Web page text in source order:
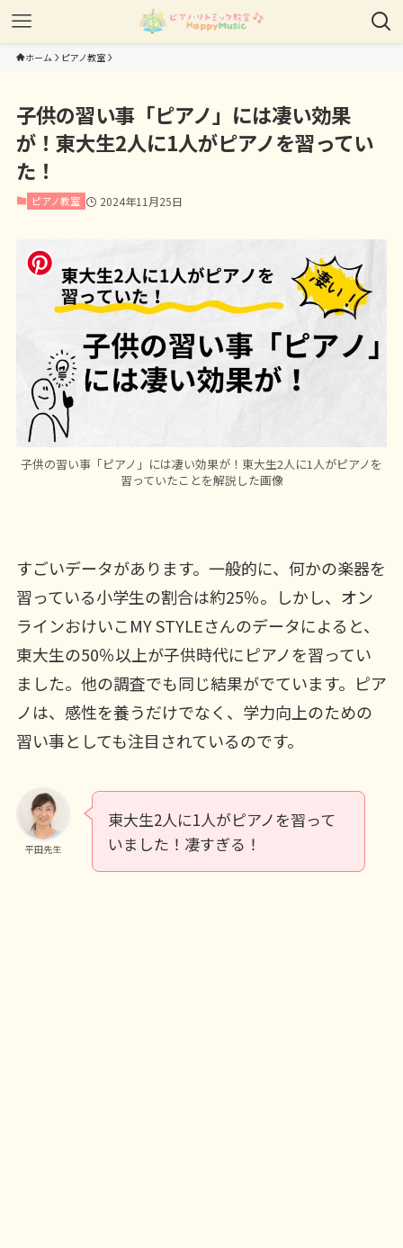
ホーム ピアノ教室
子供の習い事「ピアノ」には凄い効果
が！東大生2人に1人がピアノを習ってい
た！
ピアノ教室 2024年11月25日
子供の習い事「ピアノ」には凄い効果が！東大生2人に1人がピアノを
習っていたことを解説した画像
すごいデータがあります。一般的に、何かの楽器を
習っている小学生の割合は約25％。しかし、オン
ラインおけいこMY STYLEさんのデータによると、
東大生の50％以上が子供時代にピアノを習ってい
ました。他の調査でも同じ結果がでています。ピア
ノは、感性を養うだけでなく、学力向上のための
習い事としても注目されているのです。
平田先生
東大生2人に1人がピアノを習って
いました！凄すぎる！